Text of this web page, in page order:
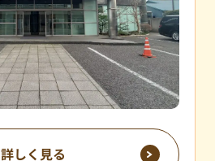
詳しく見る